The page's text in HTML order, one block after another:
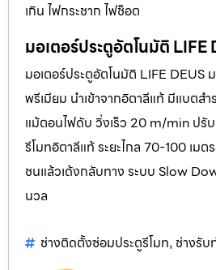
เกิน ไฟกระชาก ไฟช็อต
มอเตอร์ประตูอัตโนมัติ LIFE
มอเตอร์ประตูอัตโนมัติ LIFE DEUS
พรีเมียม นำเข้าจากอิตาลีแท้ มีแบตสำ
แม้ตอนไฟดับ วิ่งเร็ว 20 m/min ปรับ
รีโมทอิตาลีแท้ ระยะไกล 70-100 เม
ชนแล้วเด้งกลับทาง ระบบ Slow
นวล
ช่างติดตั้งซ่อมประตูรีโมท, ช่างรับ